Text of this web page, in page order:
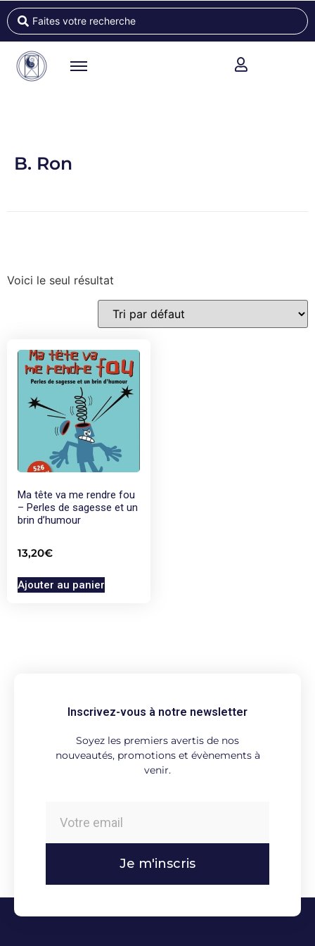
B. Ron
Voici le seul résultat
Ma tête va me rendre fou
– Perles de sagesse et un
brin d’humour
13,20€
Ajouter au panier
Inscrivez-vous à notre newsletter
Soyez les premiers avertis de nos
nouveautés, promotions et évènements à
venir.
Je m'inscris